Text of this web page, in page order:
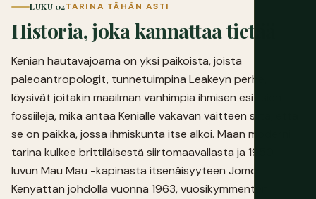
LUKU 02TARINA TÄHÄN ASTI
Historia, joka kannattaa tietää
Kenian hautavajoama on yksi paikoista, joista
paleoantropologit, tunnetuimpina Leakeyn perhe,
löysivät joitakin maailman vanhimpia ihmisen esi-isien
fossiileja, mikä antaa Kenialle vakavan väitteen siitä, että
se on paikka, jossa ihmiskunta itse alkoi. Maan moderni
tarina kulkee brittiläisestä siirtomaavallasta ja 1950-
luvun Mau Mau -kapinasta itsenäisyyteen Jomo
Kenyattan johdolla vuonna 1963, vuosikymmenten